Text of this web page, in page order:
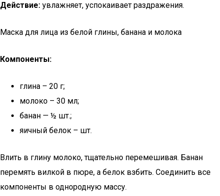
Действие: увлажняет, успокаивает раздражения.
Маска для лица из белой глины, банана и молока
Компоненты:
глина – 20 г;
молоко – 30 мл;
банан — ½ шт.;
яичный белок – шт.
Влить в глину молоко, тщательно перемешивая. Банан
перемять вилкой в пюре, а белок взбить. Соединить все
компоненты в однородную массу.